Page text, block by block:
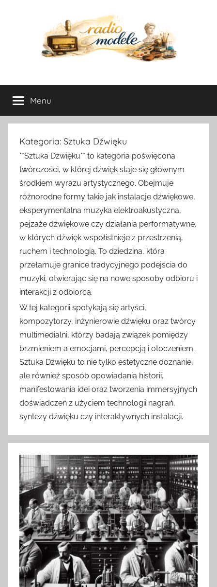
radio-
modele.pl
Menu
Kategoria: Sztuka Dźwięku
**Sztuka Dźwięku** to kategoria poświęcona
twórczości, w której dźwięk staje się głównym
środkiem wyrazu artystycznego. Obejmuje
różnorodne formy takie jak instalacje dźwiękowe,
eksperymentalna muzyka elektroakustyczna,
pejzaże dźwiękowe czy działania performatywne,
w których dźwięk współistnieje z przestrzenią,
ruchem i technologią. To dziedzina, która
przełamuje granice tradycyjnego podejścia do
muzyki, otwierając się na nowe sposoby odbioru i
interakcji z odbiorcą.
W tej kategorii spotykają się artyści,
kompozytorzy, inżynierowie dźwięku oraz twórcy
multimedialni, którzy badają związek pomiędzy
brzmieniem a emocjami, percepcją i otoczeniem.
Sztuka Dźwięku to nie tylko estetyczne doznanie,
ale również sposób opowiadania historii,
manifestowania idei oraz tworzenia immersyjnych
doświadczeń z użyciem technologii nagrań,
syntezy dźwięku czy interaktywnych instalacji.